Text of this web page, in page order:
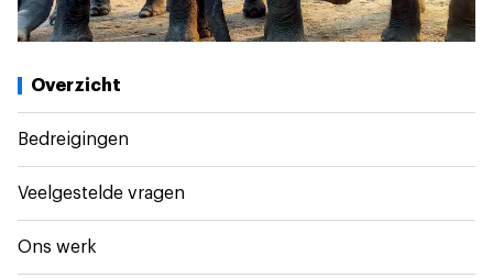
Overzicht
Bedreigingen
Veelgestelde vragen
Ons werk